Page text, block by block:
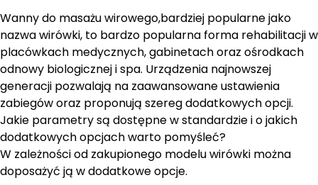
Wanny do masażu wirowego,bardziej popularne jako
nazwa wirówki, to bardzo popularna forma rehabilitacji w
placówkach medycznych, gabinetach oraz ośrodkach
odnowy biologicznej i spa. Urządzenia najnowszej
generacji pozwalają na zaawansowane ustawienia
zabiegów oraz proponują szereg dodatkowych opcji.
Jakie parametry są dostępne w standardzie i o jakich
dodatkowych opcjach warto pomyśleć?
W zależności od zakupionego modelu wirówki można
doposażyć ją w dodatkowe opcje.